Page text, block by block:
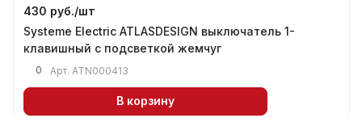
430 руб./шт
Systeme Electric ATLASDESIGN выключатель 1-
клавишный с подсветкой жемчуг
0 Арт. ATN000413
В корзину